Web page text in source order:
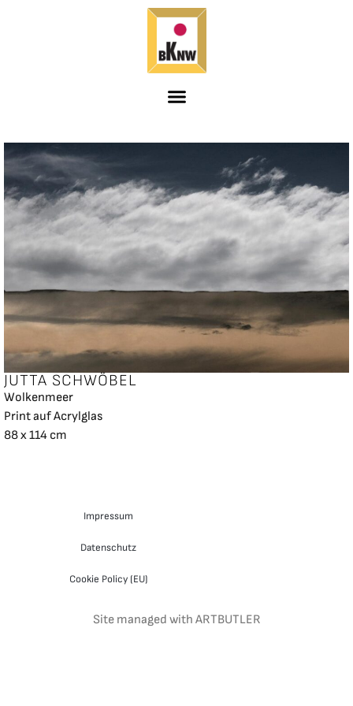
JUTTA SCHWÖBEL
Wolkenmeer
Print auf Acrylglas
88 x 114 cm
Impressum
Datenschutz
Cookie Policy (EU)
Site managed with ARTBUTLER